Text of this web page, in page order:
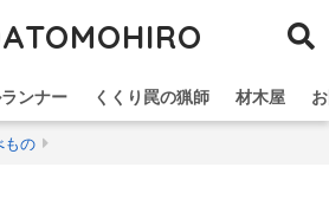
ンナー くくり罠の猟師 材木屋
もの